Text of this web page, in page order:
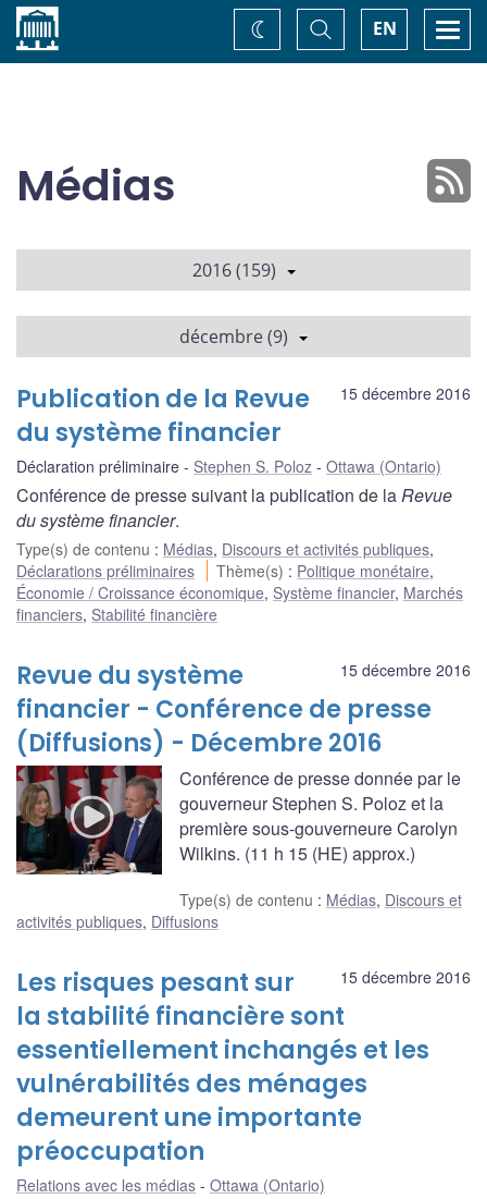
Accueil EN
Basculer
la
recherche
Changez
de
Médias
2016 (159)
décembre (9)
15 décembre 2016
Publication de la Revue
du système financier
Déclaration préliminaire Stephen S. Poloz Ottawa (Ontario)
Conférence de presse suivant la publication de laRevue
du système financier.
Type(s) de contenu : Médias, Discours et activités publiques,
Déclarations préliminaires
Thème(s) : Politique monétaire,
Économie / Croissance économique, Système financier, Marchés
financiers, Stabilité financière
15 décembre 2016
Revue du système
financier - Conférence de presse
(Diffusions) - Décembre 2016
Conférence de presse donnée par le
gouverneur Stephen S. Poloz et la
première sous-gouverneure Carolyn
Wilkins. (11 h 15 (HE) approx.)
Type(s) de contenu : Médias, Discours et
activités publiques, Diffusions
15 décembre 2016
Les risques pesant sur
la stabilité financière sont
essentiellement inchangés et les
vulnérabilités des ménages
demeurent une importante
préoccupation
Relations avec les médias Ottawa (Ontario)